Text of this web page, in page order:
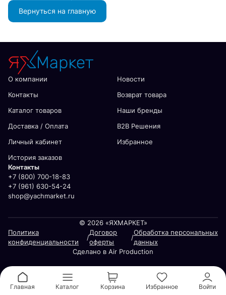
Вернуться на главную
О компании
Новости
Контакты
Возврат товара
Каталог товаров
Наши бренды
Доставка / Оплата
В2В Решения
Личный кабинет
Избранное
История заказов
Контакты
+7 (800) 700-18-83
+7 (961) 630-54-24
shop@yachmarket.ru
© 2026 «ЯХМАРКЕТ»
Политика
конфиденциальности
/
Договор
оферты
/
Обработка персональных
данных
Сделано в Air Production
Главная Каталог Корзина Избранное Войти